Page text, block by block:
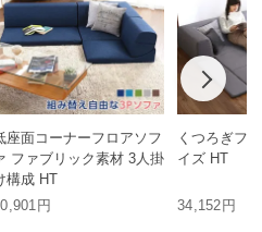
座面コーナーフロアソフ
ファブリック素材 3人掛
構成 HT
円
くつろぎフ
イズ HT
34,152円